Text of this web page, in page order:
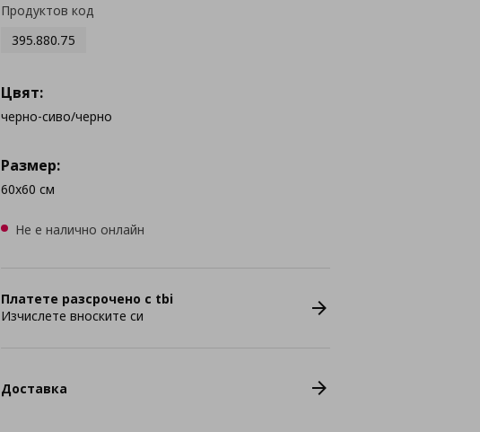
Продуктов код
395.880.75
Цвят:
черно-сиво/черно
Размер:
60x60 см
Не е налично онлайн
Платете разсрочено с tbi
Изчислете вноските си
Доставка